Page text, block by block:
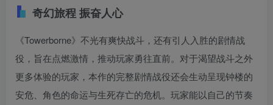
奇幻旅程 振奋人心
《Towerborne》不光有爽快战斗，还有引人入胜的剧情战
役，旨在点燃激情，推动玩家勇往直前。对于渴望战斗之外
更多体验的玩家，本作的完整剧情战役还会生动呈现钟楼的
安危、角色的命运与生死存亡的危机。玩家能以自己的节奏